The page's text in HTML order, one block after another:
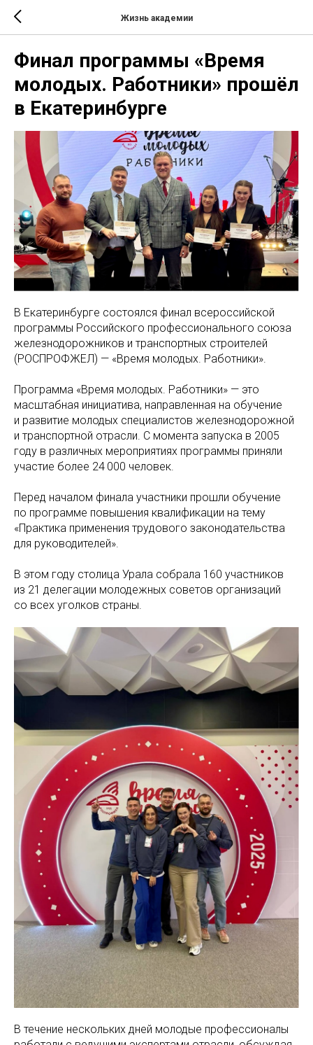
Жизнь академии
Финал программы «Время
молодых. Работники» прошёл
в Екатеринбурге
В Екатеринбурге состоялся финал всероссийской
программы Российского профессионального союза
железнодорожников и транспортных строителей
(РОСПРОФЖЕЛ) — «Время молодых. Работники».
Программа «Время молодых. Работники» — это
масштабная инициатива, направленная на обучение
и развитие молодых специалистов железнодорожной
и транспортной отрасли. С момента запуска в 2005
году в различных мероприятиях программы приняли
участие более 24 000 человек.
Перед началом финала участники прошли обучение
по программе повышения квалификации на тему
«Практика применения трудового законодательства
для руководителей».
В этом году столица Урала собрала 160 участников
из 21 делегации молодежных советов организаций
со всех уголков страны.
В течение нескольких дней молодые профессионалы